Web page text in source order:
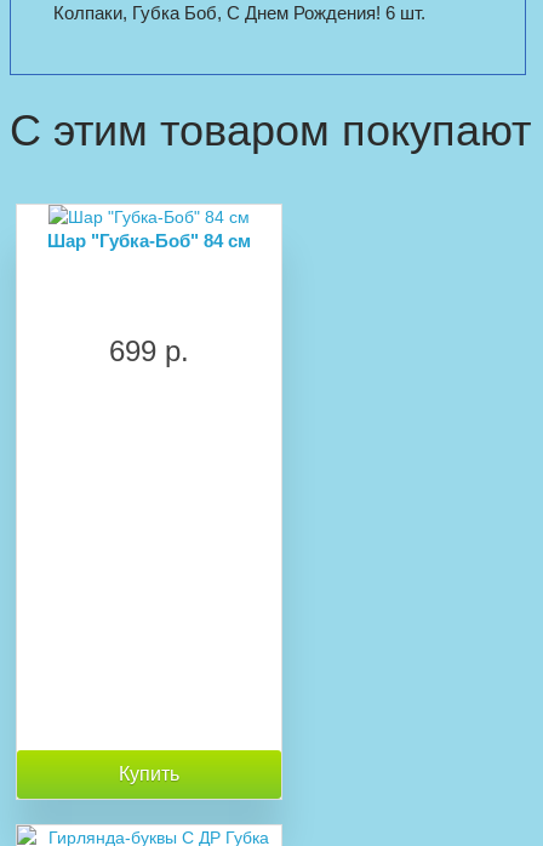
Колпаки, Губка Боб, С Днем Рождения! 6 шт.
С этим товаром покупают
Шар "Губка-Боб" 84 см
699 р.
Купить